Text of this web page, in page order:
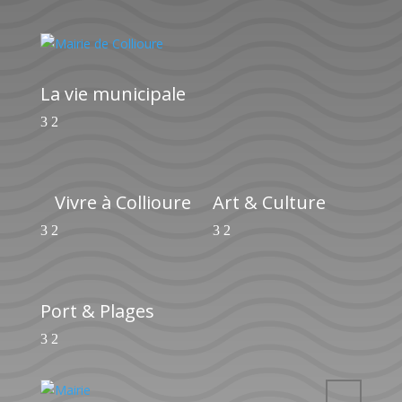
La vie municipale
Vivre à Collioure Art & Culture
Port & Plages